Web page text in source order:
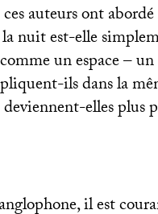
auteurs ont
nuit est-elle
un espace –
ils dans la
elles plus
il est